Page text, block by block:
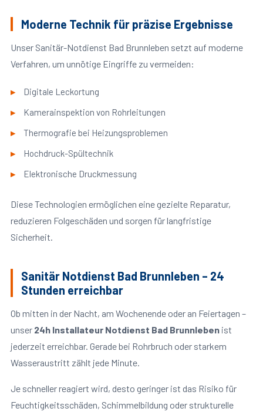
Moderne Technik für präzise Ergebnisse
Unser Sanitär-Notdienst Bad Brunnleben setzt auf moderne
Verfahren, um unnötige Eingriffe zu vermeiden:
Digitale Leckortung
Kamerainspektion von Rohrleitungen
Thermografie bei Heizungsproblemen
Hochdruck-Spültechnik
Elektronische Druckmessung
Diese Technologien ermöglichen eine gezielte Reparatur,
reduzieren Folgeschäden und sorgen für langfristige
Sicherheit.
Sanitär Notdienst Bad Brunnleben – 24
Stunden erreichbar
Ob mitten in der Nacht, am Wochenende oder an Feiertagen –
unser 24h Installateur Notdienst Bad Brunnlebenist
jederzeit erreichbar. Gerade bei Rohrbruch oder starkem
Wasseraustritt zählt jede Minute.
Je schneller reagiert wird, desto geringer ist das Risiko für
Feuchtigkeitsschäden, Schimmelbildung oder strukturelle